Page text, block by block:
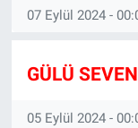
07 Eylül 2024 -
GÜLÜ
05 Eylül 2024 -